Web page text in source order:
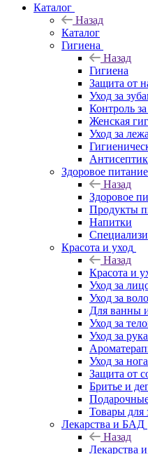
Каталог
Назад
Каталог
Гигиена
Назад
Гигиена
Защита от
Уход за
Контроль
Женская
Уход за
Здоровое питание
Назад
Здоровое
Продукты
Напитки
Красота и уход
Назад
Красота и
Уход за
Уход за
Для ванны
Уход за
Уход за
Уход за
Защита от
Бритье и
Товары для
Лекарства и БАД
Назад
Лекарства